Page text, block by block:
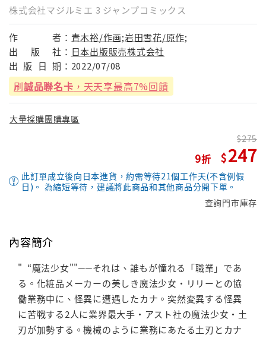
株式会社マジルミエ 3 ジャンプコミックス
作 者： 青木裕/作画;岩田雪花/原作;
出
版 社： 日本出版販売株式会社
出 版 日 期： 2022/07/08
刷誠品聯名卡 ，天天享最高7%回饋
大量採購團購專區
9
275
247
此訂單成立後向日本進貨，約需等待21個工作天(不含例假
日)。 為縮短等待，建議將此商品和其他商品分開下單。
查詢門市庫存
內容簡介
"“魔法少女""──それは、誰もが憧れる「職業」であ
る。化粧品メーカーの美しき魔法少女・リリーとの協
働業務中に、怪異に遭遇したカナ。突然変異する怪異
に苦戦する2人に業界最大手・アスト社の魔法少女・土
刃が加勢する。機械のように業務にあたる土刃とカナ